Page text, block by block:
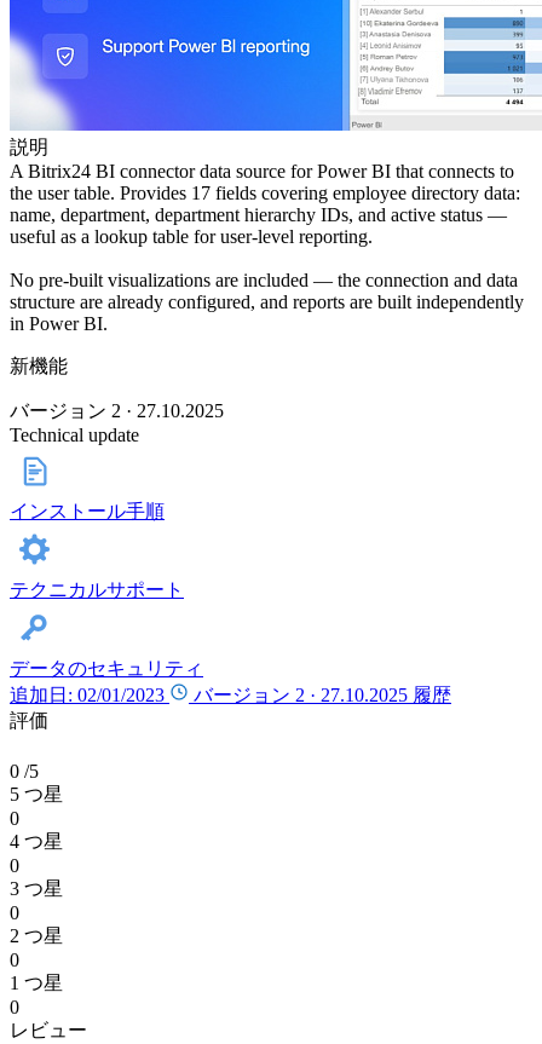
説明
A Bitrix24 BI connector data source for Power BI that connects to
the user table. Provides 17 fields covering employee directory data:
name, department, department hierarchy IDs, and active status —
useful as a lookup table for user-level reporting.
No pre-built visualizations are included — the connection and data
structure are already configured, and reports are built independently
in Power BI.
新機能
バージョン 2 · 27.10.2025
Technical update
インストール手順
テクニカルサポート
データのセキュリティ
追加日: 02/01/2023
バージョン 2 · 27.10.2025 履歴
評価
0 /5
5 つ星
0
4 つ星
0
3 つ星
0
2 つ星
0
1 つ星
0
レビュー